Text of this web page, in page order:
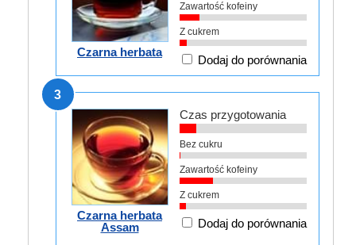
Czarna herbata
Zawartość kofeiny
Z cukrem
Dodaj do porównania
3
Czarna herbata
Assam
Czas przygotowania
Bez cukru
Zawartość kofeiny
Z cukrem
Dodaj do porównania